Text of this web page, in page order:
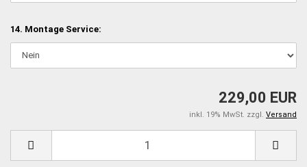
14. Montage Service:
229,00 EUR
inkl. 19% MwSt. zzgl. Versand